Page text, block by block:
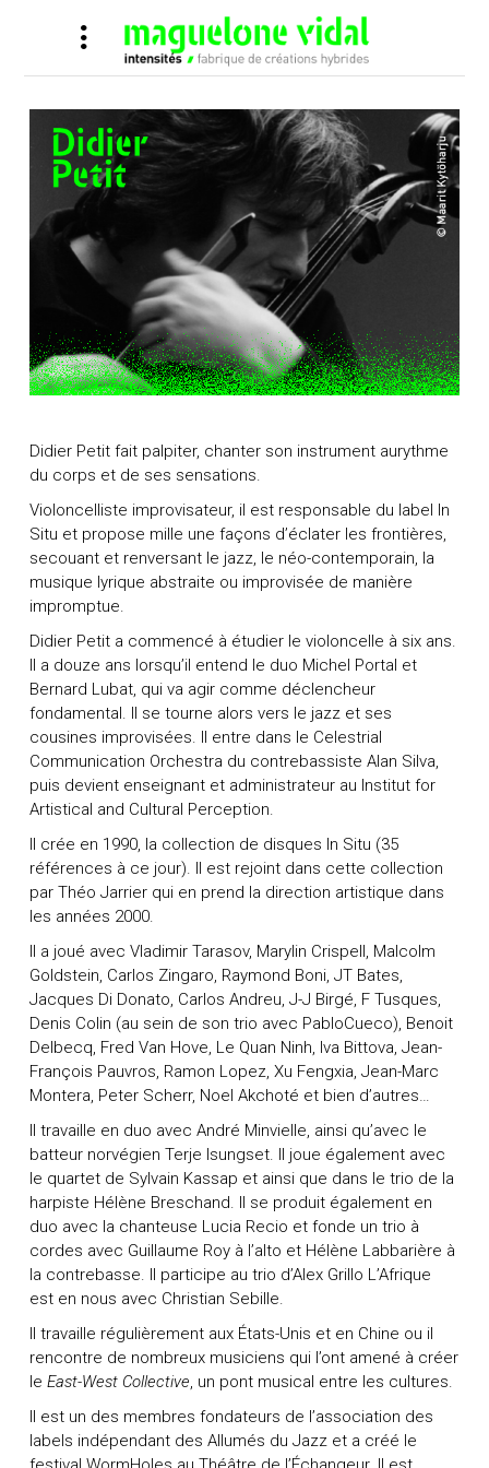
Didier Petit fait palpiter, chanter son instrument aurythme
du corps et de ses sensations.
Violoncelliste improvisateur, il est responsable du label In
Situ et propose mille une façons d’éclater les frontières,
secouant et renversant le jazz, le néo-contemporain, la
musique lyrique abstraite ou improvisée de manière
impromptue.
Didier Petit a commencé à étudier le violoncelle à six ans.
Il a douze ans lorsqu’il entend le duo Michel Portal et
Bernard Lubat, qui va agir comme déclencheur
fondamental. Il se tourne alors vers le jazz et ses
cousines improvisées. Il entre dans le Celestrial
Communication Orchestra du contrebassiste Alan Silva,
puis devient enseignant et administrateur au Institut for
Artistical and Cultural Perception.
Il crée en 1990, la collection de disques In Situ (35
références à ce jour). Il est rejoint dans cette collection
par Théo Jarrier qui en prend la direction artistique dans
les années 2000.
Il a joué avec Vladimir Tarasov, Marylin Crispell, Malcolm
Goldstein, Carlos Zingaro, Raymond Boni, JT Bates,
Jacques Di Donato, Carlos Andreu, J-J Birgé, F Tusques,
Denis Colin (au sein de son trio avec PabloCueco), Benoit
Delbecq, Fred Van Hove, Le Quan Ninh, Iva Bittova, Jean-
François Pauvros, Ramon Lopez, Xu Fengxia, Jean-Marc
Montera, Peter Scherr, Noel Akchoté et bien d’autres…
Il travaille en duo avec André Minvielle, ainsi qu’avec le
batteur norvégien Terje Isungset. Il joue également avec
le quartet de Sylvain Kassap et ainsi que dans le trio de la
harpiste Hélène Breschand. Il se produit également en
duo avec la chanteuse Lucia Recio et fonde un trio à
cordes avec Guillaume Roy à l’alto et Hélène Labbarière à
la contrebasse. Il participe au trio d’Alex Grillo L’Afrique
est en nous avec Christian Sebille.
Il travaille régulièrement aux États-Unis et en Chine ou il
rencontre de nombreux musiciens qui l’ont amené à créer
leEast-West Collective, un pont musical entre les cultures.
Il est un des membres fondateurs de l’association des
labels indépendant des Allumés du Jazz et a créé le